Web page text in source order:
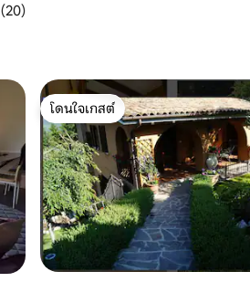
นเฉลี่ย 5 จาก 5, 20 รีวิว
โดนใจเกสต์
โดนใจเกสต์